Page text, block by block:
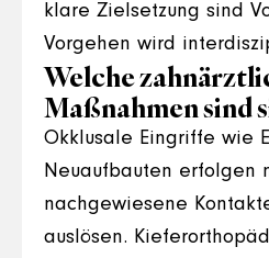
klare Zielsetzung sind
Vorgehen wird
Welche
Maßnahmen sind
Okklusale Eingriffe wie
Neuaufbauten erfolgen
nachgewiesene
auslösen.